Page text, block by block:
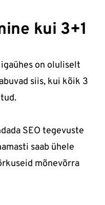
kui 3+1
on oluliselt
siis, kui kõik 3
SEO tegevuste
saab ühele
mõnevõrra